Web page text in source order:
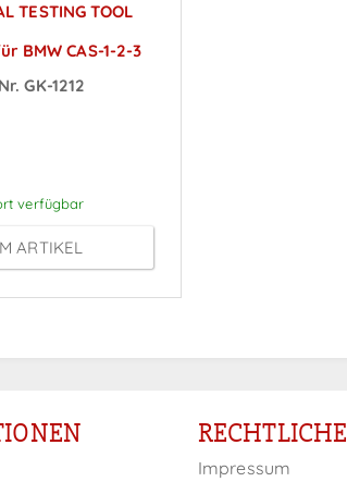
TESTING TOOL
BMW CAS-1-2-3
GK-1212
verfügbar
ARTIKEL
Impressum